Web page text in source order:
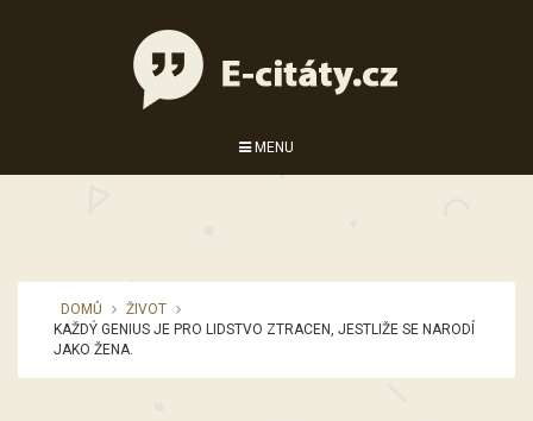
MENU
DOMŮ
ŽIVOT
KAŽDÝ GENIUS JE PRO LIDSTVO ZTRACEN, JESTLIŽE SE NARODÍ
JAKO ŽENA.